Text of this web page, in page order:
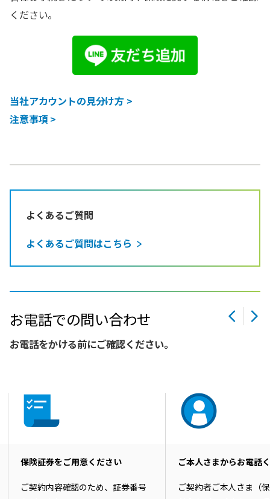
ください。
当社アカウントの見分け方 >
注意事項 >
よくあるご質問
よくあるご質問はこちら
お電話での問い合わせ
お電話をかける前にご確認ください。
保険証券をご用意ください
ご契約内容確認のため、証券番号
ご本人さまからお電話
ご契約者ご本人さま（